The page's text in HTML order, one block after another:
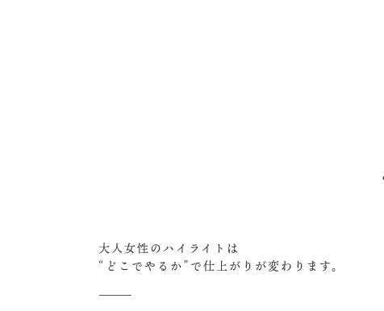
大人女性のハイライトは
“どこでやるか”で仕上がりが変わります。
⸻